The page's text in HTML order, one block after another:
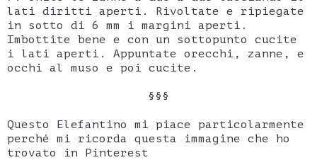
lati diritti aperti. Rivoltate e ripiegate
in sotto di 6 mm i margini aperti.
Imbottite bene e con un sottopunto cucite
i lati aperti. Appuntate orecchi, zanne, e
occhi al muso e poi cucite.
§§§
Questo Elefantino mi piace particolarmente
perché mi ricorda questa immagine che ho
trovato in Pinterest